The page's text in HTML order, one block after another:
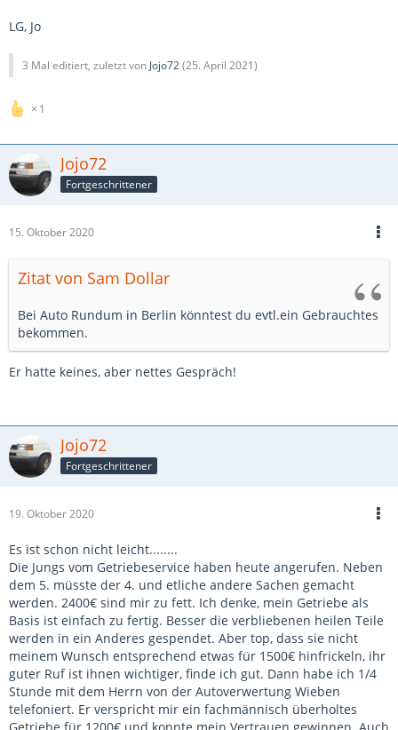
LG, Jo
3 Mal editiert, zuletzt von Jojo72(25. April 2021)
1
Jojo72
Fortgeschrittener
15. Oktober 2020
Zitat von Sam Dollar
Bei Auto Rundum in Berlin könntest du evtl.ein Gebrauchtes
bekommen.
Er hatte keines, aber nettes Gespräch!
Jojo72
Fortgeschrittener
19. Oktober 2020
Es ist schon nicht leicht........
Die Jungs vom Getriebeservice haben heute angerufen. Neben
dem 5. müsste der 4. und etliche andere Sachen gemacht
werden. 2400€ sind mir zu fett. Ich denke, mein Getriebe als
Basis ist einfach zu fertig. Besser die verbliebenen heilen Teile
werden in ein Anderes gespendet. Aber top, dass sie nicht
meinem Wunsch entsprechend etwas für 1500€ hinfrickeln, ihr
guter Ruf ist ihnen wichtiger, finde ich gut. Dann habe ich 1/4
Stunde mit dem Herrn von der Autoverwertung Wieben
telefoniert. Er verspricht mir ein fachmännisch überholtes